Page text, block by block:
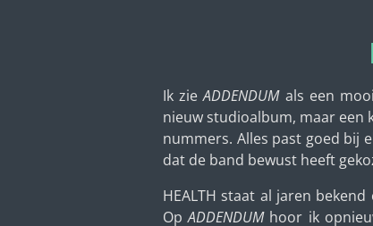
Ik zieADDENDUMals een
nieuw studioalbum, maar een
nummers. Alles past goed bij
dat de band bewust heeft
HEALTH staat al jaren
OpADDENDUMhoor ik